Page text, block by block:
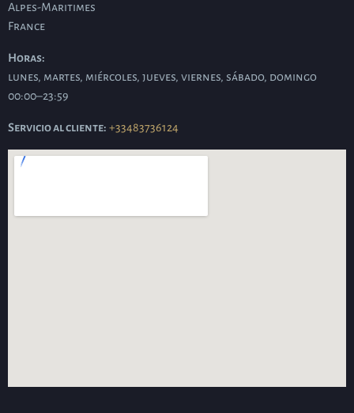
Alpes-Maritimes
France
Horas:
lunes, martes, miércoles, jueves, viernes, sábado, domingo
00:00–23:59
Servicio al cliente: +33483736124